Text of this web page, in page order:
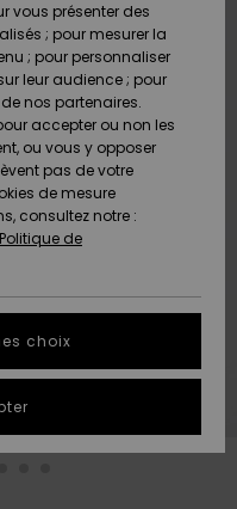
vous présenter des
; pour mesurer la
; pour personnaliser
leur audience ; pour
nos partenaires.
accepter ou non les
ou vous y opposer
pas de votre
de mesure
consultez notre :
Politique de
choix